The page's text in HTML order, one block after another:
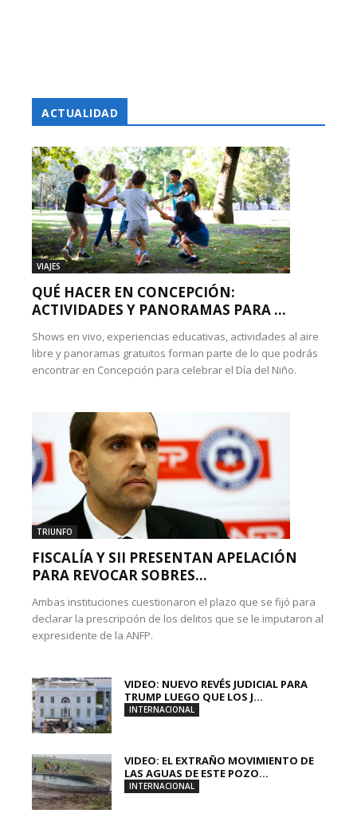
ACTUALIDAD
VIAJES
QUÉ HACER EN CONCEPCIÓN:
ACTIVIDADES Y PANORAMAS PARA ...
Shows en vivo, experiencias educativas, actividades al aire
libre y panoramas gratuitos forman parte de lo que podrás
encontrar en Concepción para celebrar el Día del Niño.
TRIUNFO
FISCALÍA Y SII PRESENTAN APELACIÓN
PARA REVOCAR SOBRES...
Ambas instituciones cuestionaron el plazo que se fijó para
declarar la prescripción de los delitos que se le imputaron al
expresidente de la ANFP.
VIDEO: NUEVO REVÉS JUDICIAL PARA
TRUMP LUEGO QUE LOS J...
INTERNACIONAL
VIDEO: EL EXTRAÑO MOVIMIENTO DE
LAS AGUAS DE ESTE POZO...
INTERNACIONAL